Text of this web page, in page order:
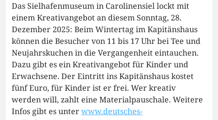
Das Sielhafenmuseum in Carolinensiel lockt mit
einem Kreativangebot an diesem Sonntag, 28.
Dezember 2025: Beim Wintertag im Kapitänshaus
können die Besucher von 11 bis 17 Uhr bei Tee und
Neujahrskuchen in die Vergangenheit eintauchen.
Dazu gibt es ein Kreativangebot für Kinder und
Erwachsene. Der Eintritt ins Kapitänshaus kostet
fünf Euro, für Kinder ist er frei. Wer kreativ
werden will, zahlt eine Materialpauschale. Weitere
Infos gibt es unterwww.deutsches-